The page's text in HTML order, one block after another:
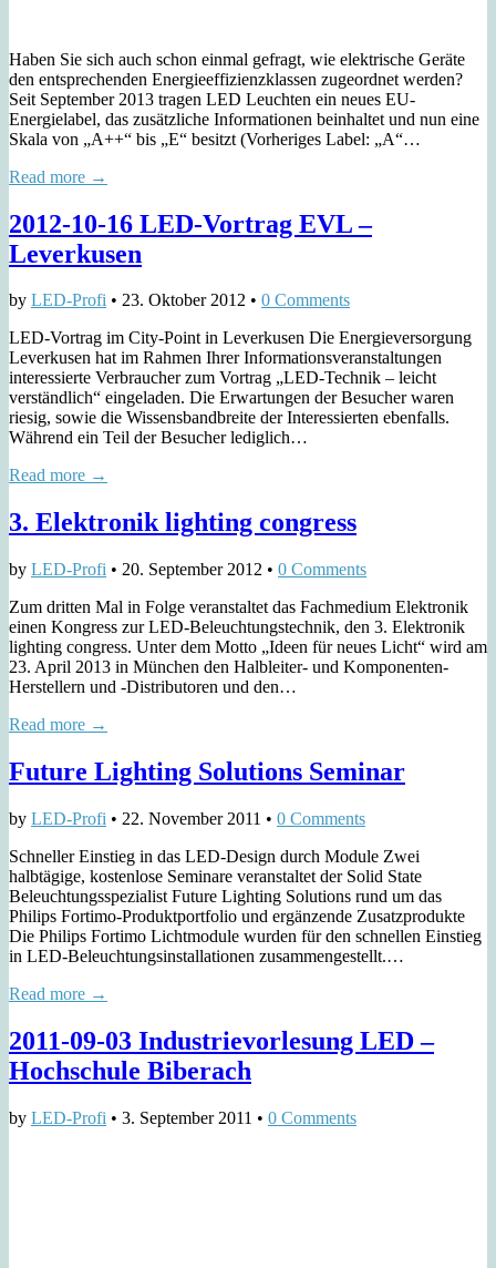
Haben Sie sich auch schon einmal gefragt, wie elektrische Geräte
den entsprechenden Energieeffizienzklassen zugeordnet werden?
Seit September 2013 tragen LED Leuchten ein neues EU-
Energielabel, das zusätzliche Informationen beinhaltet und nun eine
Skala von „A++“ bis „E“ besitzt (Vorheriges Label: „A“…
Read more →
2012-10-16 LED-Vortrag EVL –
Leverkusen
by LED-Profi • 23. Oktober 2012 • 0 Comments
LED-Vortrag im City-Point in Leverkusen Die Energieversorgung
Leverkusen hat im Rahmen Ihrer Informationsveranstaltungen
interessierte Verbraucher zum Vortrag „LED-Technik – leicht
verständlich“ eingeladen. Die Erwartungen der Besucher waren
riesig, sowie die Wissensbandbreite der Interessierten ebenfalls.
Während ein Teil der Besucher lediglich…
Read more →
3. Elektronik lighting congress
by LED-Profi • 20. September 2012 • 0 Comments
Zum dritten Mal in Folge veranstaltet das Fachmedium Elektronik
einen Kongress zur LED-Beleuchtungstechnik, den 3. Elektronik
lighting congress. Unter dem Motto „Ideen für neues Licht“ wird am
23. April 2013 in München den Halbleiter- und Komponenten-
Herstellern und -Distributoren und den…
Read more →
Future Lighting Solutions Seminar
by LED-Profi • 22. November 2011 • 0 Comments
Schneller Einstieg in das LED-Design durch Module Zwei
halbtägige, kostenlose Seminare veranstaltet der Solid State
Beleuchtungsspezialist Future Lighting Solutions rund um das
Philips Fortimo-Produktportfolio und ergänzende Zusatzprodukte
Die Philips Fortimo Lichtmodule wurden für den schnellen Einstieg
in LED-Beleuchtungsinstallationen zusammengestellt.…
Read more →
2011-09-03 Industrievorlesung LED –
Hochschule Biberach
by LED-Profi • 3. September 2011 • 0 Comments